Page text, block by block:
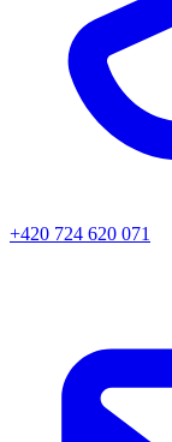
+420 724 620 071